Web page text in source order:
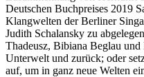
Deutschen Buchpreises 2019
Klangwelten der Berliner
Judith Schalansky zu
Thadeusz, Bibiana Beglau
Unterwelt und zurück; oder
auf, um in ganz neue Welten